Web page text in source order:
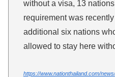
without a visa, 13
requirement was
additional six nations
allowed to stay here
https://www.nationthailand.com/